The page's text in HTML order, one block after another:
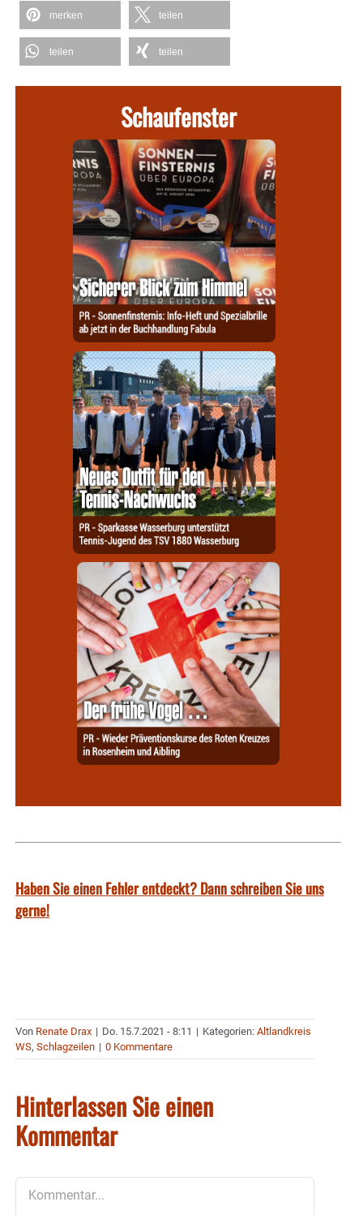
merken teilen
teilen teilen
Schaufenster
Haben Sie einen Fehler entdeckt? Dann schreiben Sie uns
gerne!
Von Renate Drax | Do. 15.7.2021 - 8:11 | Kategorien: Altlandkreis
WS, Schlagzeilen | 0 Kommentare
Hinterlassen Sie einen
Kommentar